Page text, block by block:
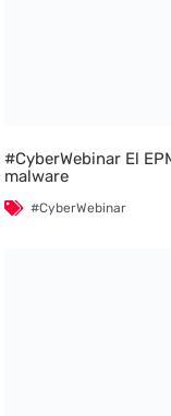
#CyberWebinar El
malware
#CyberWebinar